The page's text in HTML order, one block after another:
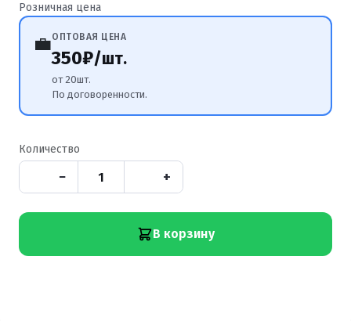
Розничная цена
💼ОПТОВАЯ ЦЕНА
350₽/шт.
от 20шт.
По договорeнности.
Количество
− +
В корзину